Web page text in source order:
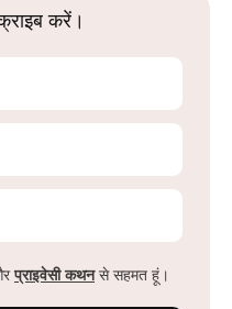
करें।
प्राइवेसी कथनसे सहमत हूं।